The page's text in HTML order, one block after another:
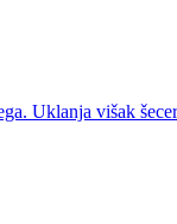
Uklanja višak